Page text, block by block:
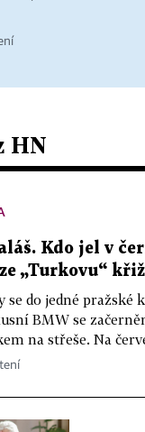
HN
Kdo jel v
„Turkovu“
se do jedné pražské
BMW se
na střeše. Na